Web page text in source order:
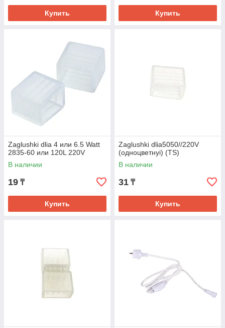
Купить Купить
Zaglushki dlia 4 или 6.5 Watt
2835-60 или 120L 220V
В наличии
19 ₸
Купить
Zaglushki dlia5050//220V
(одноцветнyi) (TS)
В наличии
31 ₸
Купить